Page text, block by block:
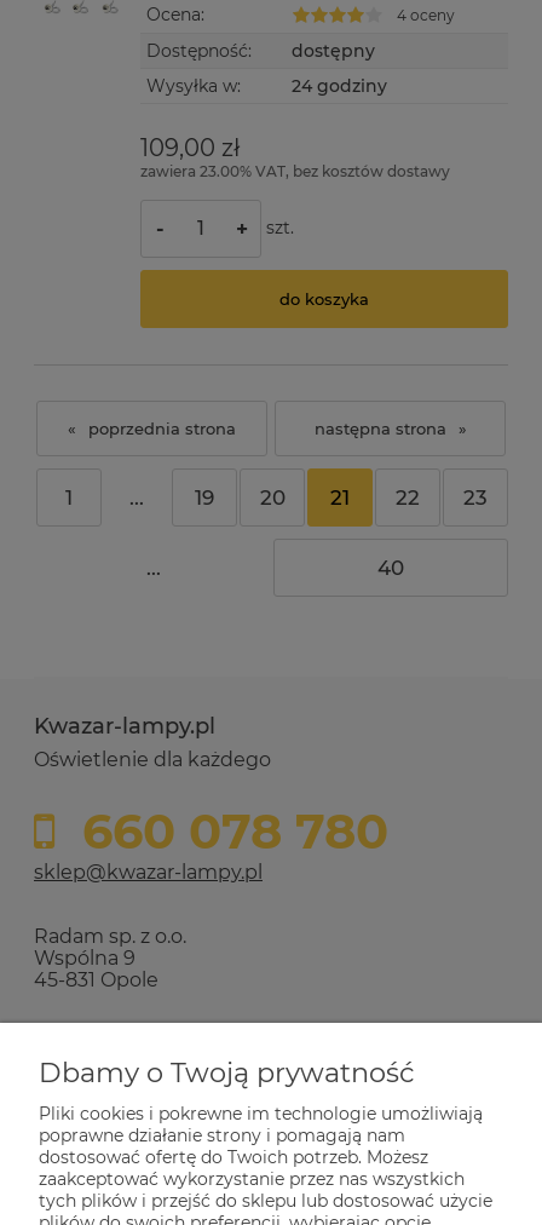
Ocena: 4 oceny
Dostępność:
dostępny
Wysyłka w:
24 godziny
109,00 zł
zawiera 23.00% VAT, bez kosztów dostawy
- + szt.
do koszyka
«
1 ... 19 20 21 22 23
... 40
»
Kwazar-lampy.pl
Oświetlenie dla każdego
660 078 780
sklep@kwazar-lampy.pl
Radam sp. z o.o.
Wspólna 9
45-831 Opole
Zakupy
Pomoc
Dla Ciebie
Dbamy o Twoją prywatność
Pliki cookies i pokrewne im technologie umożliwiają
poprawne działanie strony i pomagają nam
dostosować ofertę do Twoich potrzeb. Możesz
zaakceptować wykorzystanie przez nas wszystkich
tych plików i przejść do sklepu lub dostosować użycie